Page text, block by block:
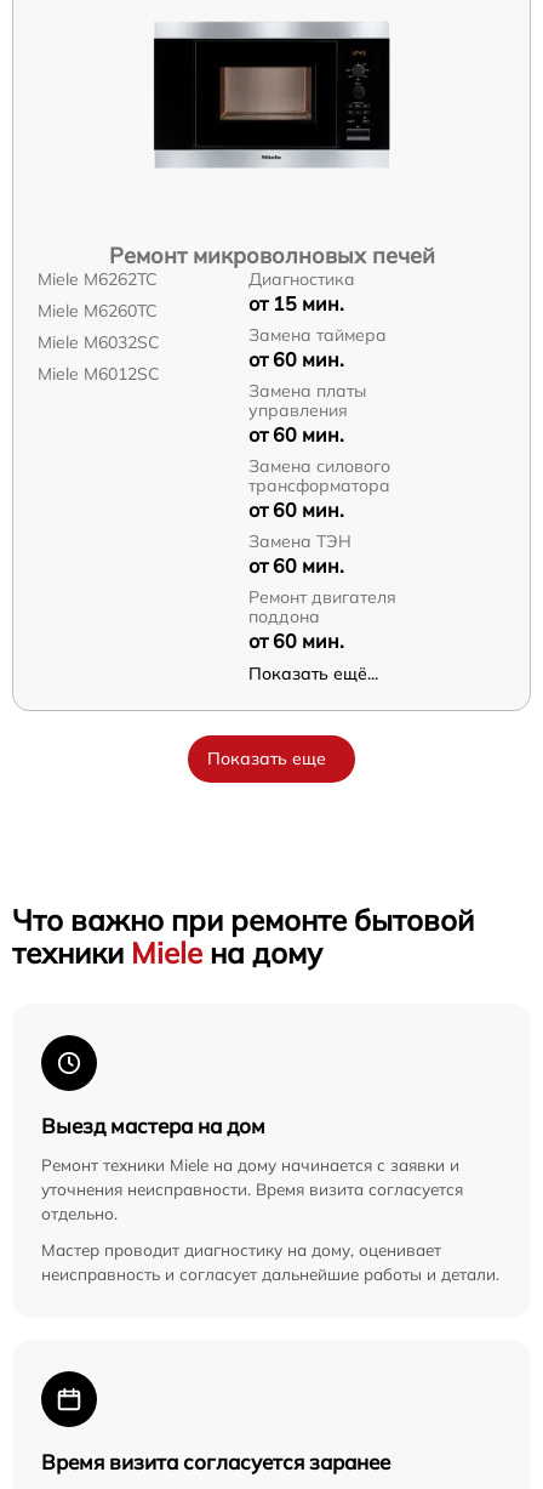
Ремонт микроволновых печей
Miele M6262TC
Miele M6260TC
Miele M6032SC
Miele M6012SC
Диагностика
от 15 мин.
Замена таймера
от 60 мин.
Замена платы
управления
от 60 мин.
Замена силового
трансформатора
от 60 мин.
Замена ТЭН
от 60 мин.
Ремонт двигателя
поддона
от 60 мин.
Показать ещё...
Показать еще
Что важно при ремонте бытовой
техники Miele на дому
Выезд мастера на дом
Ремонт техники Miele на дому начинается с заявки и
уточнения неисправности. Время визита согласуется
отдельно.
Мастер проводит диагностику на дому, оценивает
неисправность и согласует дальнейшие работы и детали.
Время визита согласуется заранее